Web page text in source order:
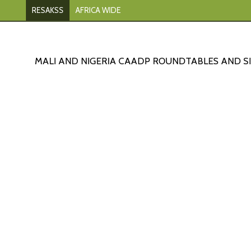
RESAKSS AFRICA WIDE
MALI AND NIGERIA CAADP ROUNDTABLES AND